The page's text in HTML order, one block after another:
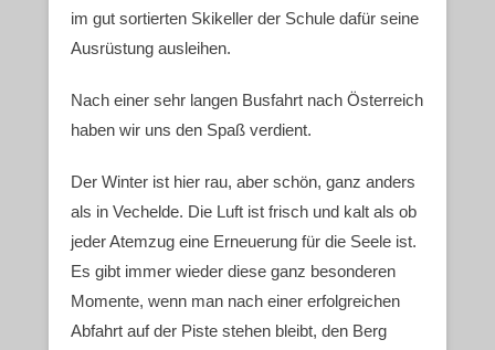
im gut sortierten Skikeller der Schule dafür seine
Ausrüstung ausleihen.
Nach einer sehr langen Busfahrt nach Österreich
haben wir uns den Spaß verdient.
Der Winter ist hier rau, aber schön, ganz anders
als in Vechelde. Die Luft ist frisch und kalt als ob
jeder Atemzug eine Erneuerung für die Seele ist.
Es gibt immer wieder diese ganz besonderen
Momente, wenn man nach einer erfolgreichen
Abfahrt auf der Piste stehen bleibt, den Berg